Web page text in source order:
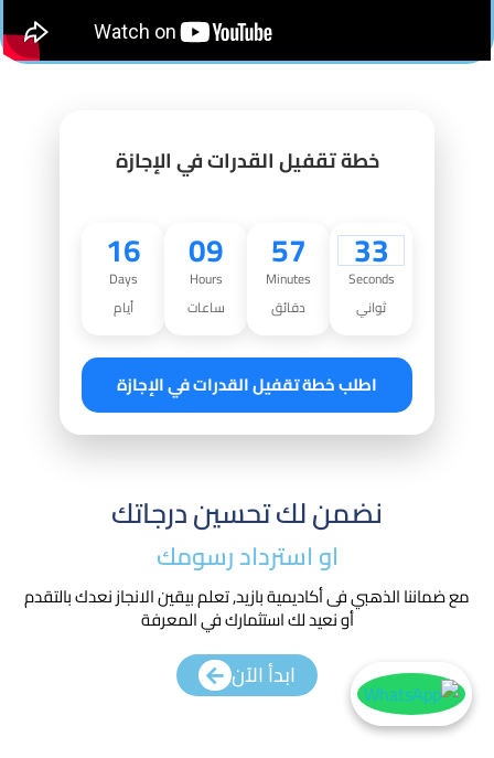
خطة تقفيل القدرات في الإجازة
16
Days
أيام
09
Hours
ساعات
57
Minutes
دقائق
32
Seconds
ثواني
اطلب خطة تقفيل القدرات في الإجازة
نضمن لك تحسين درجاتك
او استرداد رسومك​
مع ضماننا الذهبي فى أكاديمية بازيد, تعلم بيقين الانجاز نعدك بالتقدم
أو نعيد لك استثمارك في المعرفة
ابدأ الآن